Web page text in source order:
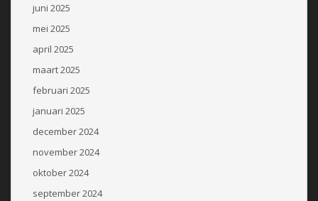
juni 2025
mei 2025
april 2025
maart 2025
februari 2025
januari 2025
december 2024
november 2024
oktober 2024
september 2024